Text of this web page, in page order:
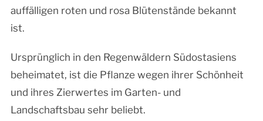
auffälligen roten und rosa Blütenstände bekannt
ist.
Ursprünglich in den Regenwäldern Südostasiens
beheimatet, ist die Pflanze wegen ihrer Schönheit
und ihres Zierwertes im Garten- und
Landschaftsbau sehr beliebt.